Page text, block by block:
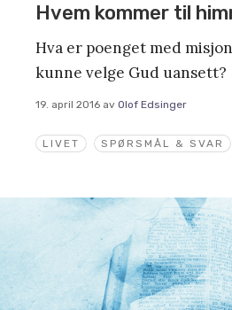
LIVET SPØRSMÅL & SVAR
Hvem kommer til
Hva er poenget med
kunne velge Gud uansett?
19. april 2016 av Olof Edsinger